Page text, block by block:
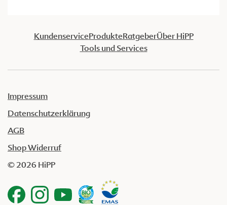
KundenserviceProdukteRatgeberÜber HiPP
Tools und Services
Impressum
Datenschutzerklärung
AGB
Shop Widerruf
© 2026 HiPP